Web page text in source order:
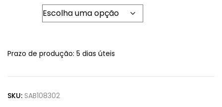
Prazo de produção: 5 dias úteis
SKU: SAB108302